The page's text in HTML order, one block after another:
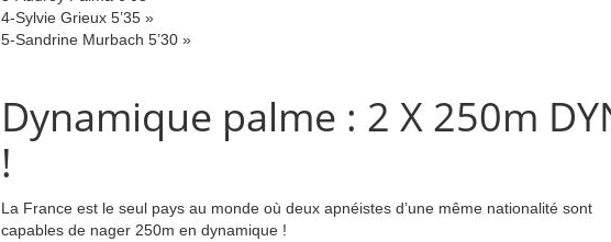
4-Sylvie Grieux 5’35 »
5-Sandrine Murbach 5’30 »
Dynamique palme : 2 X 250m
!
La France est le seul pays au monde où deux apnéistes d’une même nationalité sont
capables de nager 250m en dynamique !